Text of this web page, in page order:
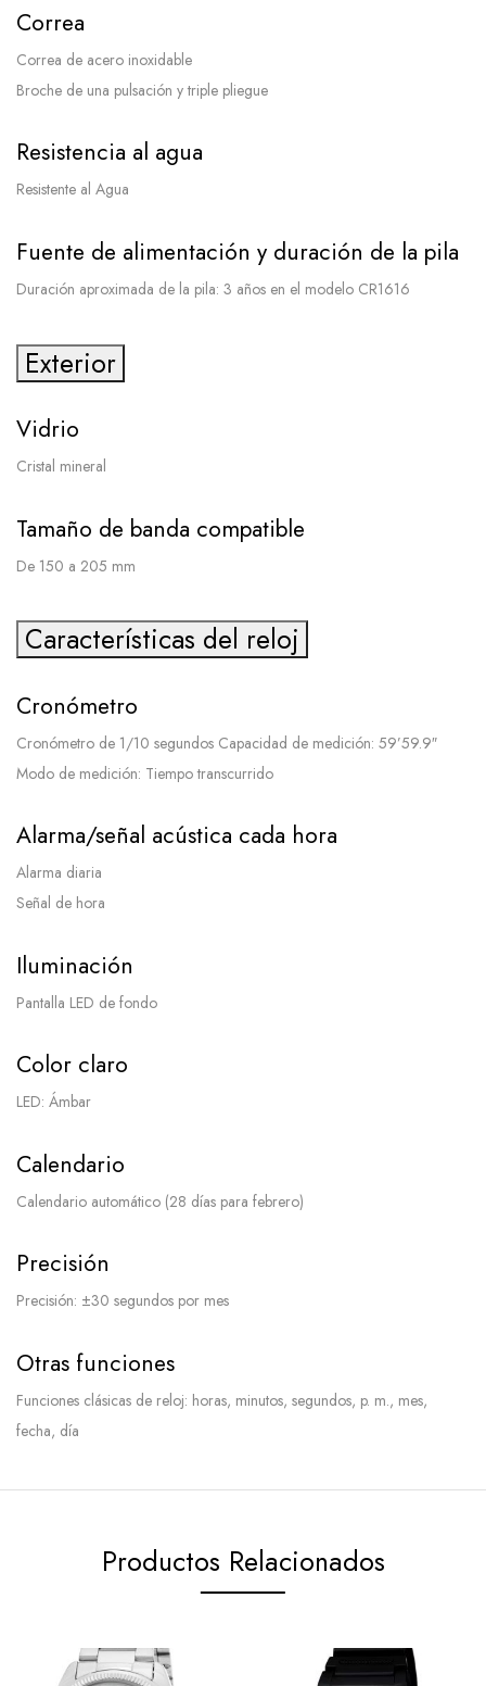
Correa
Correa de acero inoxidable
Broche de una pulsación y triple pliegue
Resistencia al agua
Resistente al Agua
Fuente de alimentación y duración de la pila
Duración aproximada de la pila: 3 años en el modelo CR1616
Exterior
Vidrio
Cristal mineral
Tamaño de banda compatible
De 150 a 205 mm
Características del reloj
Cronómetro
Cronómetro de 1/10 segundos Capacidad de medición: 59’59.9″
Modo de medición: Tiempo transcurrido
Alarma/señal acústica cada hora
Alarma diaria
Señal de hora
Iluminación
Pantalla LED de fondo
Color claro
LED: Ámbar
Calendario
Calendario automático (28 días para febrero)
Precisión
Precisión: ±30 segundos por mes
Otras funciones
Funciones clásicas de reloj: horas, minutos, segundos, p. m., mes,
fecha, día
Productos Relacionados